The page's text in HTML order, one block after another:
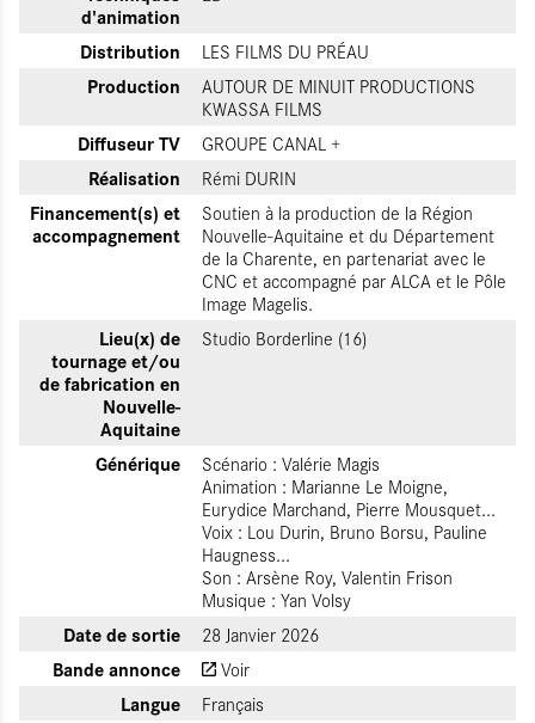
d'animation
Distribution LES FILMS DU PRÉAU
Production
AUTOUR DE MINUIT PRODUCTIONS
KWASSA FILMS
Diffuseur TV GROUPE CANAL +
Réalisation Rémi DURIN
Financement(s) et
accompagnement
Soutien à la production de la Région
Nouvelle-Aquitaine et du Département
de la Charente, en partenariat avec le
CNC et accompagné par ALCA et le Pôle
Image Magelis.
Lieu(x) de
tournage et/ou
de fabrication en
Nouvelle-
Aquitaine
Studio Borderline (16)
Générique
Scénario : Valérie Magis
Animation : Marianne Le Moigne,
Eurydice Marchand, Pierre Mousquet...
Voix : Lou Durin, Bruno Borsu, Pauline
Haugness...
Son : Arsène Roy, Valentin Frison
Musique : Yan Volsy
Date de sortie 28 Janvier 2026
Bande annonce Voir
Langue Français